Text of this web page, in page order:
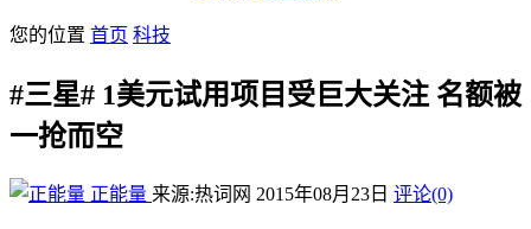
您的位置 首页 科技
#三星# 1美元试用项目受巨大关注 名额被
一抢而空
正能量 来源:热词网 2015年08月23日 评论(0)